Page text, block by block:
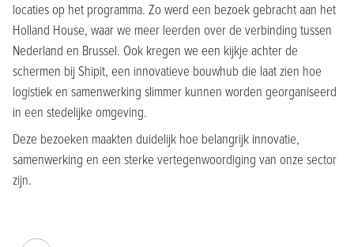
locaties op het programma. Zo werd een bezoek gebracht aan het
Holland House, waar we meer leerden over de verbinding tussen
Nederland en Brussel. Ook kregen we een kijkje achter de
schermen bij Shipit, een innovatieve bouwhub die laat zien hoe
logistiek en samenwerking slimmer kunnen worden georganiseerd
in een stedelijke omgeving.
Deze bezoeken maakten duidelijk hoe belangrijk innovatie,
samenwerking en een sterke vertegenwoordiging van onze sector
zijn.